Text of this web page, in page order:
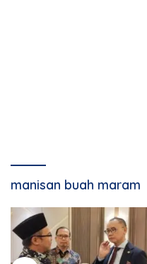
manisan buah maram